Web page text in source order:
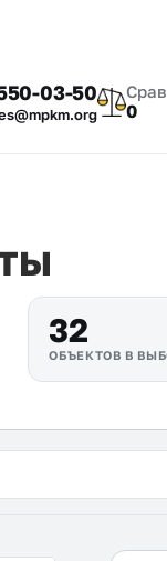
03-50
0
32
ОБЪЕКТОВ В